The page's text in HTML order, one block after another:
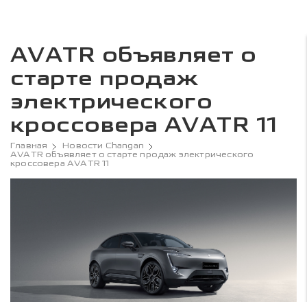
AVATR объявляет о
старте продаж
электрического
кроссовера AVATR 11
Главная
Новости Changan
AVATR объявляет о старте продаж электрического
кроссовера AVATR 11